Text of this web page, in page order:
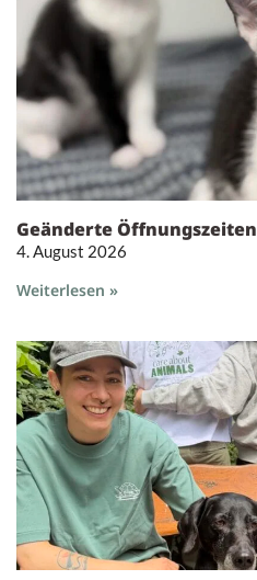
Geänderte Öffnungszeiten
4. August 2026
Weiterlesen »